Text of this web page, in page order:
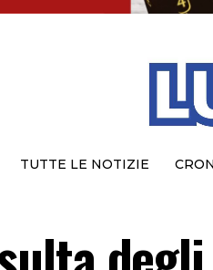
TUTTE LE NOTIZIE